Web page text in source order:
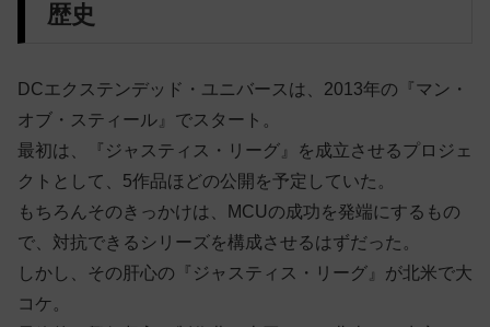
歴史
DCエクステンデッド・ユニバースは、2013年の『マン・
オブ・スティール』でスタート。
最初は、『ジャスティス・リーグ』を成立させるプロジェ
クトとして、5作品ほどの公開を予定していた。
もちろんそのきっかけは、MCUの成功を発端にするもの
で、対抗できるシリーズを構成させるはずだった。
しかし、その肝心の『ジャスティス・リーグ』が北米で大
コケ。